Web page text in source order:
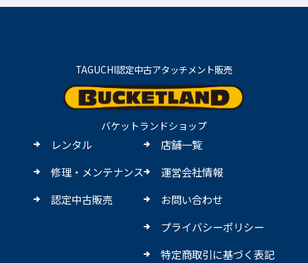
TAGUCHI認定中古アタッチメント販売
バケットランドショップ
レンタル
修理・メンテナンス
認定中古販売
店舗一覧
運営会社情報
お問い合わせ
プライバシーポリシー
特定商取引に基づく表記